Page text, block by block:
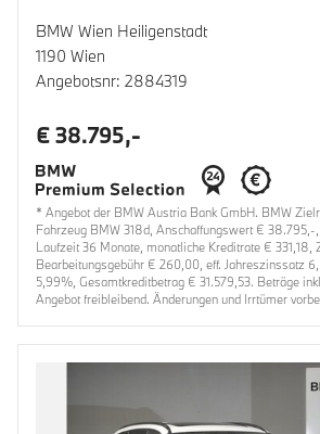
BMW Wien Heiligenstadt
1190 Wien
Angebotsnr: 2884319
€ 38.795,-
* Angebot der BMW Austria Bank GmbH. BMW
Fahrzeug BMW 318d, Anschaffungswert € 38.795,-
Laufzeit 36 Monate, monatliche Kreditrate € 331,18,
Bearbeitungsgebühr € 260,00, eff. Jahreszinssatz
5,99%, Gesamtkreditbetrag € 31.579,53. Beträge
Angebot freibleibend. Änderungen und Irrtümer